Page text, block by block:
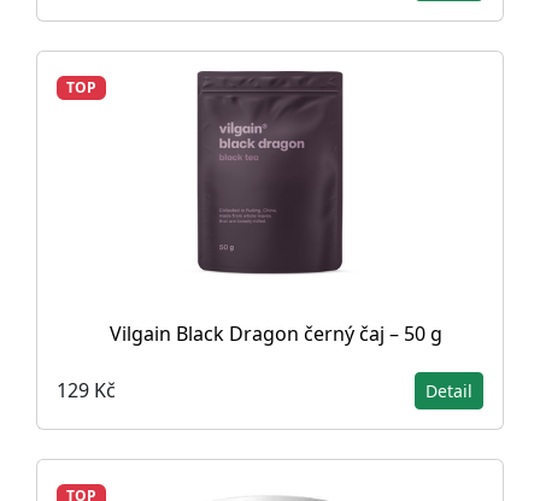
TOP
Vilgain Black Dragon černý čaj – 50 g
129 Kč Detail
TOP